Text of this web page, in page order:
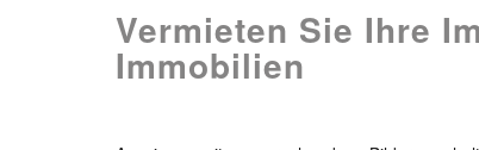
Vermieten Sie Ihre
Immobilien